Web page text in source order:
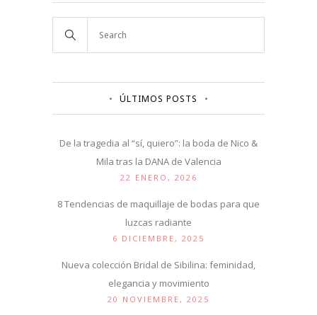
ÚLTIMOS POSTS
De la tragedia al “sí, quiero”: la boda de Nico &
Mila tras la DANA de Valencia
22 ENERO, 2026
8 Tendencias de maquillaje de bodas para que
luzcas radiante
6 DICIEMBRE, 2025
Nueva colección Bridal de Sibilina: feminidad,
elegancia y movimiento
20 NOVIEMBRE, 2025